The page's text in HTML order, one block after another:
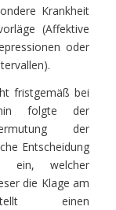
Krankheit
(Affektive
oder
fristgemäß bei
folgte der
der
Entscheidung
ein, welcher
die Klage am
einen